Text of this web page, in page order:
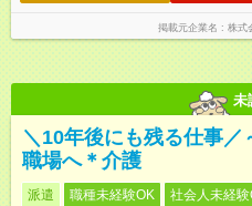
掲載元企業名 株式
未
＼10年後にも残る仕事
職場へ＊介護
派遣 職種未経験OK 社会人未経験